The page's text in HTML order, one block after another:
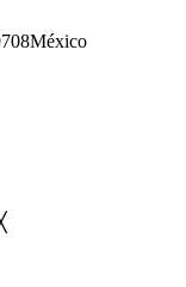
México